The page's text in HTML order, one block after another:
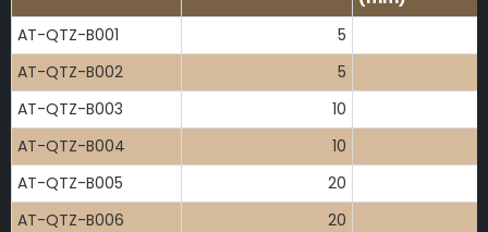
AT-QTZ-B001
5
AT-QTZ-B002
5
AT-QTZ-B003
10
AT-QTZ-B004
10
AT-QTZ-B005
20
AT-QTZ-B006
20